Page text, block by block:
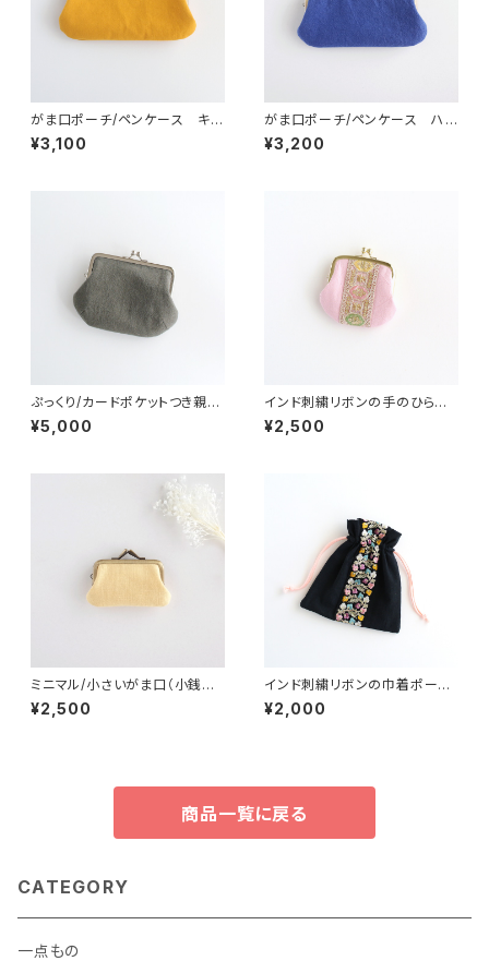
がま口ポーチ/ペンケース キャ
ンバス イエロー
¥3,100
がま口ポーチ/ペンケース ハ
ーフリネンキャンバス ブルー
¥3,200
ぷっくり/カードポケットつき親子
がま口（お財布）グレイッシュグ
リーン
¥5,000
インド刺繍リボンの手のひらが
ま口ポーチ ピンク
¥2,500
ミニマル/小さいがま口（小銭入
れ・財布）リネン 黄色
¥2,500
インド刺繍リボンの巾着ポーチ
ブラック
¥2,000
商品一覧に戻る
CATEGORY
一点もの